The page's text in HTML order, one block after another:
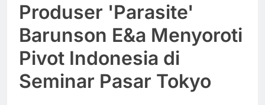
Produser 'Parasite'
Barunson E&a Menyoroti
Pivot Indonesia di
Seminar Pasar Tokyo